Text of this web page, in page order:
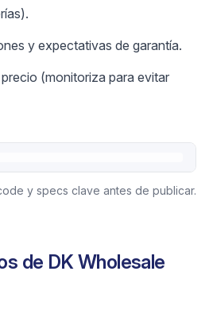
y expectativas de garantía.
(monitoriza para evitar
y specs clave antes de publicar.
de DK Wholesale